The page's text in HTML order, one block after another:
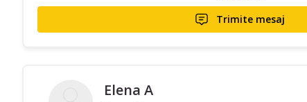
Trimite mesaj
Elena A